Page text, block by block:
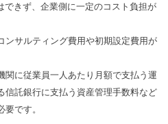
できず、企業側に一定のコスト負担が
ンサルティング費用や初期設定費用が
関に従業員一人あたり月額で支払う運
信託銀行に支払う資産管理手数料など
です。